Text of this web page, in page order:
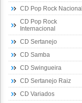
CD Pop Rock Nacional
CD Pop Rock
Internacional
CD Sertanejo
CD Samba
CD Swingueira
CD Sertanejo Raiz
CD Variados